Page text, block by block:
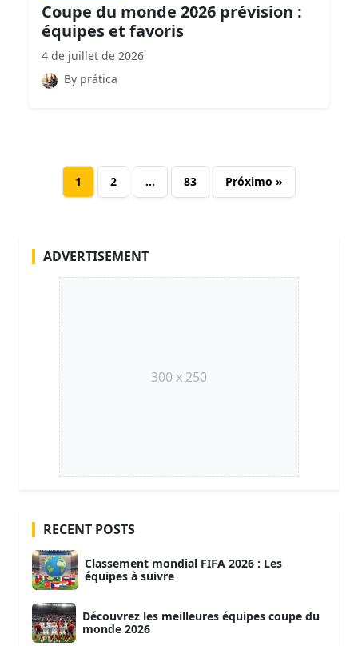
Coupe du monde 2026 prévision :
équipes et favoris
4 de juillet de 2026
By prática
1 2 … 83 Próximo »
ADVERTISEMENT
300 x 250
RECENT POSTS
Classement mondial FIFA 2026 : Les
équipes à suivre
Découvrez les meilleures équipes coupe du
monde 2026